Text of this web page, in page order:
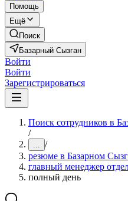
Помощь
Ещё
Поиск
Базарный Сызган
Войти
Войти
Зарегистрироваться
Поиск сотрудников в
/
... /
резюме в Базарном
главный менеджер
полный день